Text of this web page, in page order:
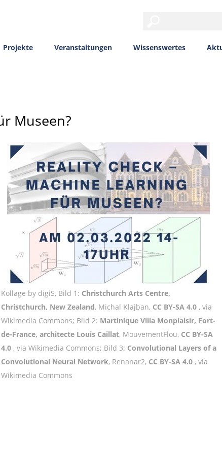
Projekte Veranstaltungen Wissenswertes
Museen?
Kollage by digiS, Bild 1: Christchurch Arts Centre,
Christchurch, New Zealand, Michal Klajban, CC BY-SA 4.0, via
Wikimedia Commons; Bild 2: Martinique Villa Monplaisir, Fort-
de-France, architecte Louis Caillat, MouvementFlou, CC BY-SA
4.0, via Wikimedia Commons; Bild 3: Convolutional Layers of a
Convolutional Neural Network, Renanar2, CC BY-SA 4.0, via
Wikimedia Commons